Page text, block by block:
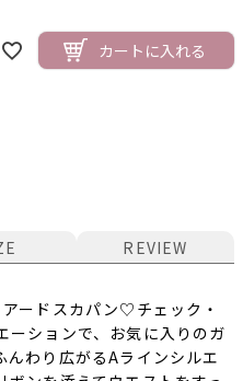
カートに入れる
REVIEW
ードスカパン♡チェック・
ーションで、お気に入りのガ
んわり広がるAラインシルエ